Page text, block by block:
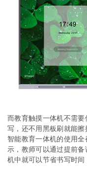
而教育触摸一体机不需
写，还不用黑板刷就能
智能教育一体机的使用
示，教师可以通过提前
机中就可以节省书写时间